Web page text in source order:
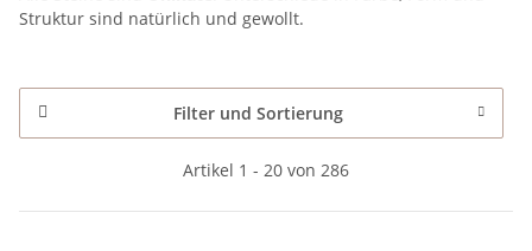
Struktur sind natürlich und gewollt.
Filter und Sortierung
Artikel 1 - 20 von 286